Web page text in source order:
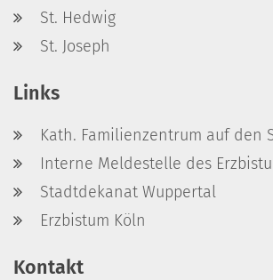
St. Hedwig
St. Joseph
Links
Kath. Familienzentrum auf den
Interne Meldestelle des
Stadtdekanat Wuppertal
Erzbistum Köln
Kontakt